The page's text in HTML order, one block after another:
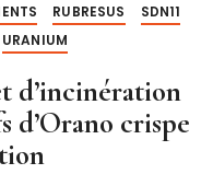
RUBRESUS
SDN11
URANIUM
d’incinération
d’Orano crispe